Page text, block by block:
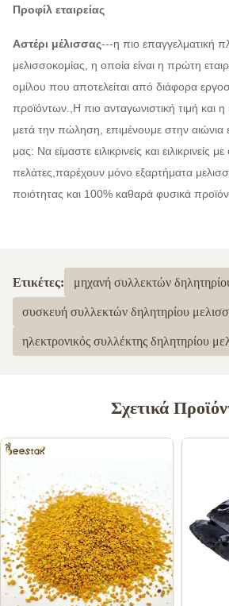
Προφίλ εταιρείας
Αστέρι μέλισσας---η πιο επαγγελματική
μελισσοκομίας, η οποία είναι η πρώτη
ομίλου που αποτελείται από διάφορα
προϊόντων.,Η πιο ανταγωνιστική τιμή και
μετά την πώληση, επιμένουμε στην αιώνια
μας: Να είμαστε ειλικρινείς και ειλικρινείς
πελάτες,παρέχουν μόνο εξαρτήματα
ποιότητας και 100% καθαρά φυσικά
Ετικέτες: μηχανή συλλεκτών
συσκευή συλλεκτών δηλητηρίου
ηλεκτρονικός συλλέκτης δηλητηρίου
Σχετικά